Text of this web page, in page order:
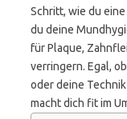
Schritt, wie du
du deine
für Plaque,
verringern. Egal,
oder deine
macht dich fit im